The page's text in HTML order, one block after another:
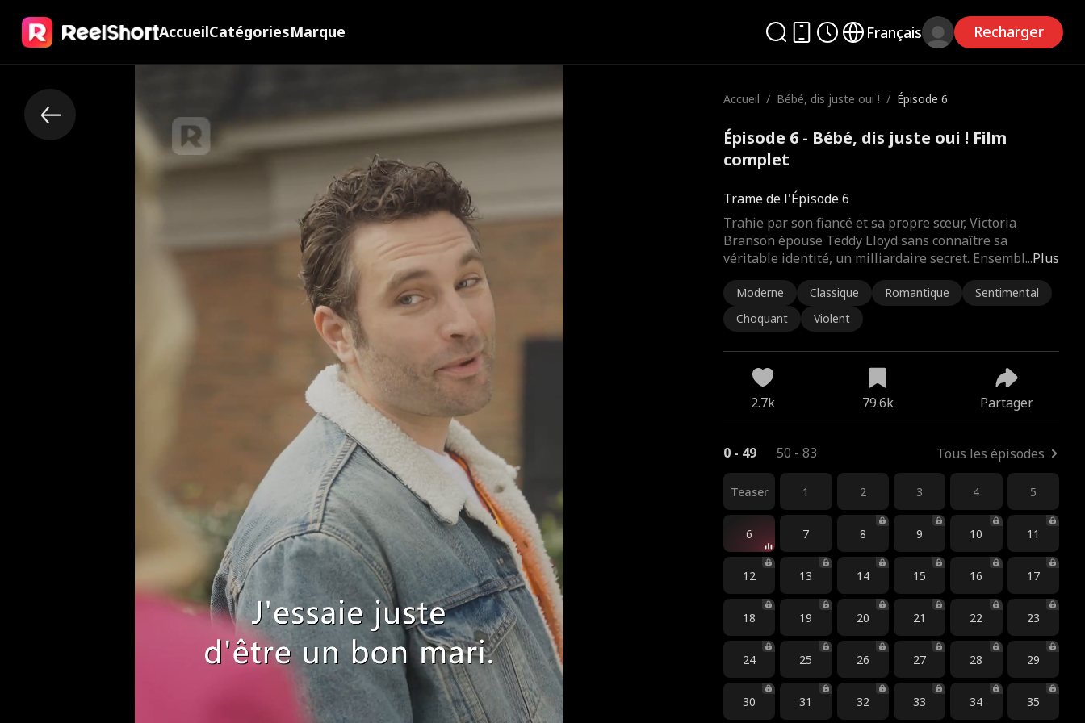
AccueilCatégoriesMarque Français Recharger
Accueil / Bébé, dis juste oui ! / Épisode 6
Épisode 6 - Bébé, dis juste oui ! Film
complet
Trame de l'Épisode 6
Plus
Trahie par son fiancé et sa propre sœur, Victoria
Branson épouse Teddy Lloyd sans connaître sa
véritable identité, un milliardaire secret. Ensembl...
Moderne Classique Romantique
Sentimental
Choquant
Violent
2.7k 79.6k Partager
0 - 49 50 - 83 Tous les épisodes
Teaser 1 2 3 4 5
6 7 8 9 10 11
12 13 14 15 16 17
18 19 20 21 22 23
24 25 26 27 28 29
30 31 32 33 34 35